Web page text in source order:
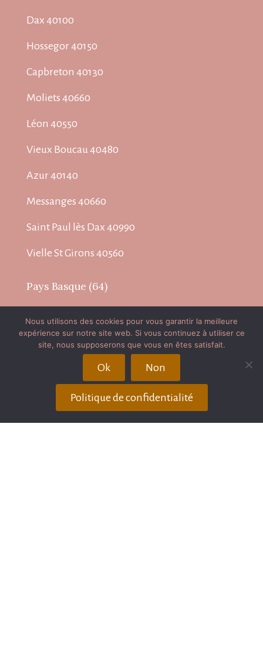
Dax 40100
Hossegor 40150
Capbreton 40130
Moliets 40660
Léon 40550
Vieux Boucau 40480
Azur 40140
Messanges 40660
Saint Paul lès Dax 40990
Vielle St Girons 40560
Pays Basque (64)
Bayonne 64100
Rechercher Rechercher
Nous utilisons des cookies pour vous garantir la meilleure
expérience sur notre site web. Si vous continuez à utiliser ce
site, nous supposerons que vous en êtes satisfait.
Ok Non
Politique de confidentialité